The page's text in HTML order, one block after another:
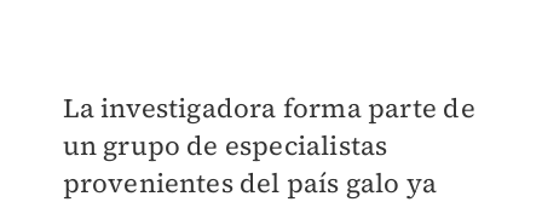
La investigadora forma parte de
un grupo de especialistas
provenientes del país galo ya